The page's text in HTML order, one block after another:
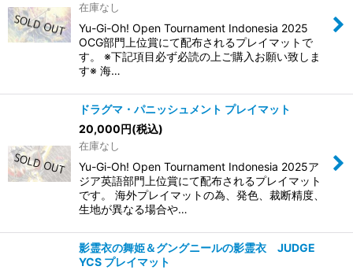
在庫なし
Yu-Gi-Oh! Open Tournament Indonesia 2025
OCG部門上位賞にて配布されるプレイマットで
す。 ※下記項目必ず必読の上ご購入お願い致しま
す※ 海…
ドラグマ・パニッシュメント プレイマット
20,000円(税込)
在庫なし
Yu-Gi-Oh! Open Tournament Indonesia 2025ア
ジア英語部門上位賞にて配布されるプレイマット
です。 海外プレイマットの為、発色、裁断精度、
生地が異なる場合や…
影霊衣の舞姫＆グングニールの影霊衣 JUDGE
YCS プレイマット